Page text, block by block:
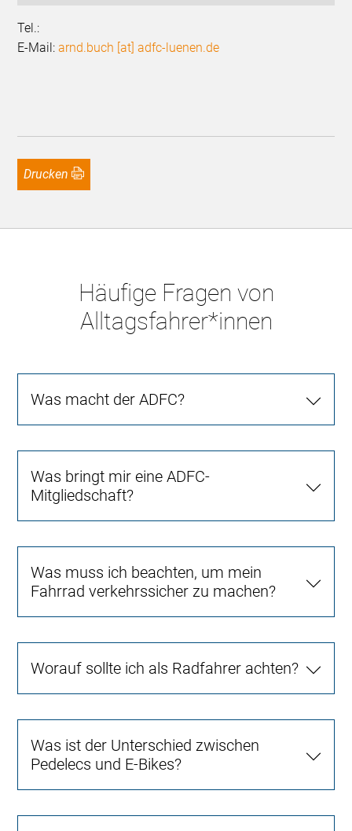
Tel.:
E-Mail:arnd.buch [at] adfc-luenen.de
Drucken
Häufige Fragen von
Alltagsfahrer*innen
Was macht der ADFC?
Was bringt mir eine ADFC-
Mitgliedschaft?
Was muss ich beachten, um mein
Fahrrad verkehrssicher zu machen?
Worauf sollte ich als Radfahrer achten?
Was ist der Unterschied zwischen
Pedelecs und E-Bikes?